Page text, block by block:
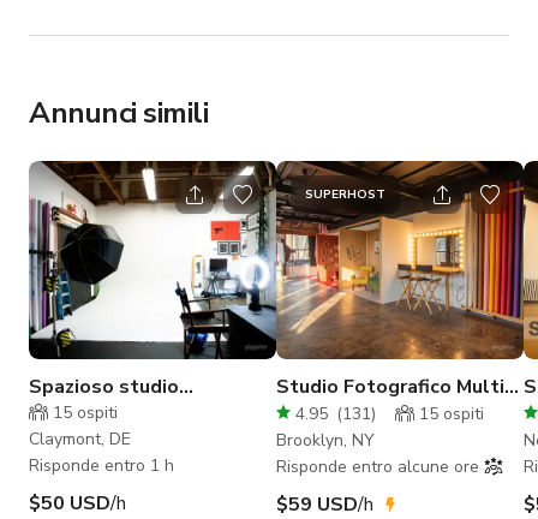
Annunci simili
Spazioso studio
fotografico industriale di
750 sqft!
15 ospiti
Claymont, DE
Risponde entro 1 h
$50 USD/h
SUPERHOST
Studio Fotografico Multi
Set Tutto Incluso
4.95 (131) 15 ospiti
Brooklyn, NY
Risponde entro alcune ore
$59 USD/h